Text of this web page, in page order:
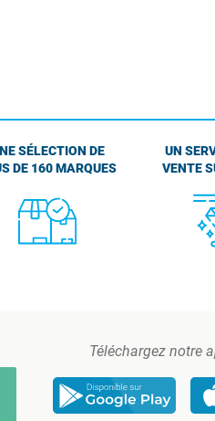
SÉLECTION DE
DE 160 MARQUES
UN
VENTE
Téléchargez notre